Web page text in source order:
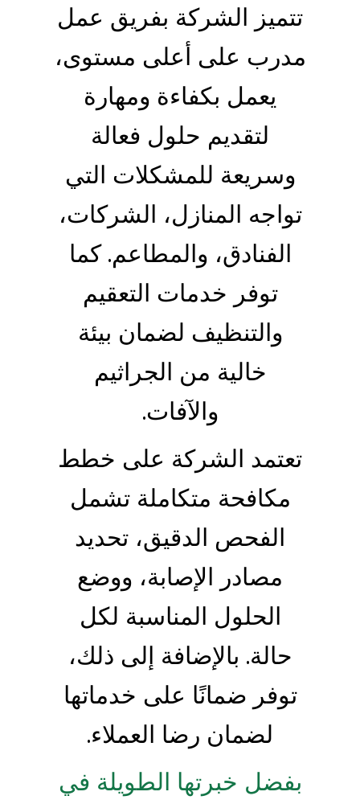
تتميز الشركة بفريق عمل
مدرب على أعلى مستوى،
يعمل بكفاءة ومهارة
لتقديم حلول فعالة
وسريعة للمشكلات التي
تواجه المنازل، الشركات،
الفنادق، والمطاعم. كما
توفر خدمات التعقيم
والتنظيف لضمان بيئة
خالية من الجراثيم
والآفات.
تعتمد الشركة على خطط
مكافحة متكاملة تشمل
الفحص الدقيق، تحديد
مصادر الإصابة، ووضع
الحلول المناسبة لكل
حالة. بالإضافة إلى ذلك،
توفر ضمانًا على خدماتها
لضمان رضا العملاء.
بفضل خبرتها الطويلة في